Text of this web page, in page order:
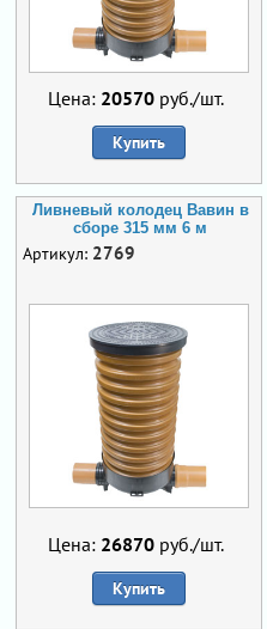
Цена: 20570 руб./шт.
Купить
Ливневый колодец Вавин в
сборе 315 мм 6 м
Артикул: 2769
Цена: 26870 руб./шт.
Купить